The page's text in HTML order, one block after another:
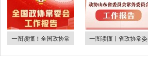
一图读懂！全国政协常 一图读懂丨省政协常委